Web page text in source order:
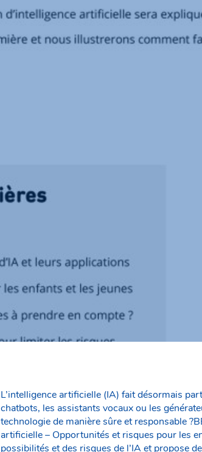
L’intelligence artificielle (IA) fait désormais
chatbots, les assistants vocaux ou les
technologie de manière sûre et responsable
artificielle – Opportunités et risques pour les
possibilités et des risques de l’IA et propose